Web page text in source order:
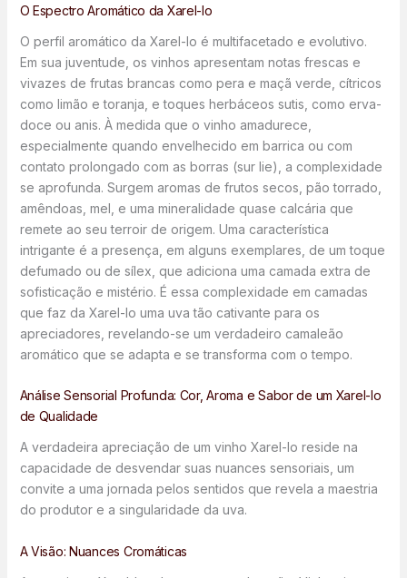
O Espectro Aromático da Xarel-lo
O perfil aromático da Xarel-lo é multifacetado e evolutivo.
Em sua juventude, os vinhos apresentam notas frescas e
vivazes de frutas brancas como pera e maçã verde, cítricos
como limão e toranja, e toques herbáceos sutis, como erva-
doce ou anis. À medida que o vinho amadurece,
especialmente quando envelhecido em barrica ou com
contato prolongado com as borras (sur lie), a complexidade
se aprofunda. Surgem aromas de frutos secos, pão torrado,
amêndoas, mel, e uma mineralidade quase calcária que
remete ao seu terroir de origem. Uma característica
intrigante é a presença, em alguns exemplares, de um toque
defumado ou de sílex, que adiciona uma camada extra de
sofisticação e mistério. É essa complexidade em camadas
que faz da Xarel-lo uma uva tão cativante para os
apreciadores, revelando-se um verdadeiro camaleão
aromático que se adapta e se transforma com o tempo.
Análise Sensorial Profunda: Cor, Aroma e Sabor de um Xarel-lo
de Qualidade
A verdadeira apreciação de um vinho Xarel-lo reside na
capacidade de desvendar suas nuances sensoriais, um
convite a uma jornada pelos sentidos que revela a maestria
do produtor e a singularidade da uva.
A Visão: Nuances Cromáticas